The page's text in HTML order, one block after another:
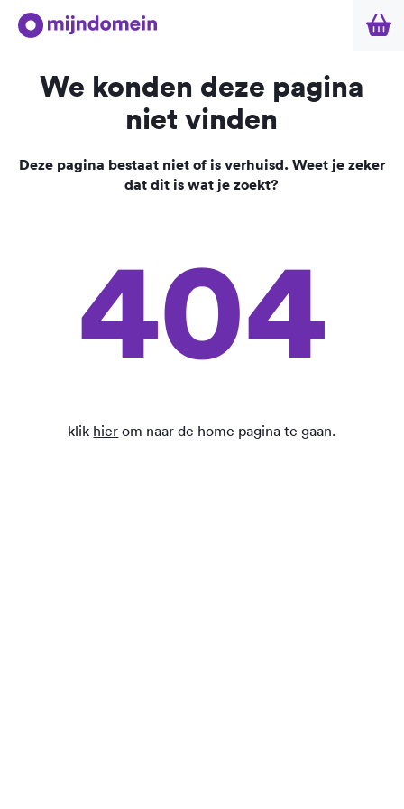
We konden deze pagina
niet vinden
Deze pagina bestaat niet of is verhuisd. Weet je zeker
dat dit is wat je zoekt?
404
klik hier om naar de home pagina te gaan.